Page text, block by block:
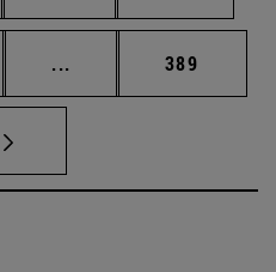
... Páginas intermedias
Página
389